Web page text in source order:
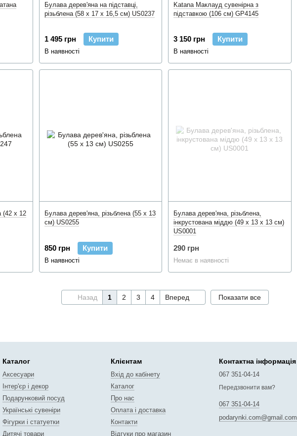
Булава дерев'яна на підставці,
різьблена (58 x 17 x 16,5 см) US0237
1 495 грн Купити
В наявності
Katana Маклауд сувенірна з
підставкою (106 см) GP4145
3 150 грн Купити
В наявності
(42 x 12
Булава дерев'яна, різьблена (55 x 13
см) US0255
850 грн Купити
В наявності
Булава дерев'яна, різьблена,
інкрустована міддю (49 x 13 x 13 см)
US0001
290 грн
Немає в наявності
Назад 1 2 3 4 Вперед Показати все
Каталог
Аксесуари
Інтер'єр і декор
Подарунковий посуд
Українські сувеніри
Фігурки і статуетки
Дитячі товари
Клієнтам
Вхід до кабінету
Каталог
Про нас
Оплата і доставка
Контакти
Відгуки про магазин
Контактна інформація
067 351-04-14
Передзвонити вам?
067 351-04-14
podarynki.com@gmail.com